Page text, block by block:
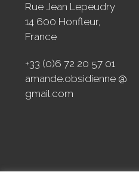
Rue Jean Lepeudry
14 600 Honfleur,
France
+33 (0)6 72 20 57 01
amande.obsidienne @
gmail.com